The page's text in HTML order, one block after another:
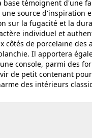
témoignent d'une
source d'inspiration
sur la fugacité et la
individuel et
de porcelaine des
Il apportera
console, parmi des
de petit contenant
des intérieurs